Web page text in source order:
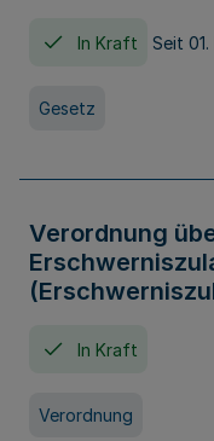
In Kraft Seit
Gesetz
Verordnung
In Kraft
Verordnung